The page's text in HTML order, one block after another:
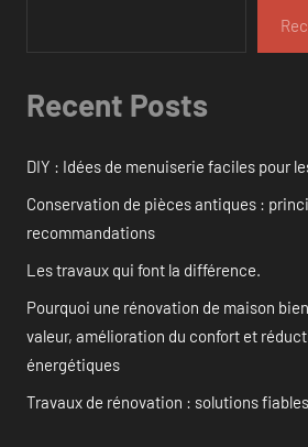
Recent Posts
DIY : Idées de menuiserie faciles pour
Conservation de pièces antiques :
recommandations
Les travaux qui font la différence.
Pourquoi une rénovation de maison
valeur, amélioration du confort et
énergétiques
Travaux de rénovation : solutions